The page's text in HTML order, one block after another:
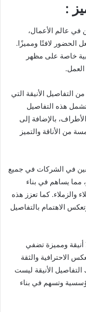
:
في عالم الأعمال،
الحضور لافتًا ومميزًا.
خاصة على مظهر
العمل.
الأنيقة التي
هذه التفاصيل
بالإضافة إلى
من الأناقة والتميز
في الشركات في جميع
يساهم في بناء
والزملاء. كما تعزز هذه
الاهتمام بالتفاصيل
ومميزة تضفي
الاحترافية والثقة
التفاصيل الأنيقة ليست
وتسهم في بناء